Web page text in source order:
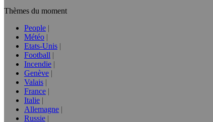
Thèmes du moment
People
Météo
Etats-Unis
Football
Incendie
Genève
Valais
France
Italie
Allemagne
Russie